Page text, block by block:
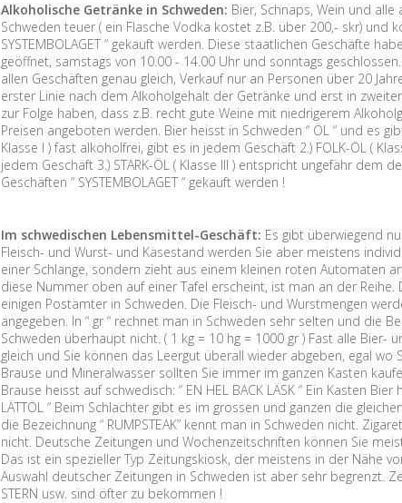
Alkoholische Getränke in Schweden: Bier, Schnaps, Wein und
Schweden teuer ( ein Flasche Vodka kostet z.B. über 200,- skr) und
SYSTEMBOLAGET “ gekauft werden. Diese staatlichen Geschäfte
geöffnet, samstags von 10.00 - 14.00 Uhr und sonntags
allen Geschäften genau gleich, Verkauf nur an Personen über 20
erster Linie nach dem Alkoholgehalt der Getränke und erst in
zur Folge haben, dass z.B. recht gute Weine mit niedrigerem
Preisen angeboten werden. Bier heisst in Schweden “ ÖL “ und es
Klasse I ) fast alkoholfrei, gibt es in jedem Geschäft 2.) FOLK-ÖL (
jedem Geschäft 3.) STARK-ÖL ( Klasse III ) entspricht ungefähr dem
Geschäften “ SYSTEMBOLAGET “ gekauft werden !
Im schwedischen Lebensmittel-Geschäft: Es gibt überwiegend
Fleisch- und Wurst- und Käsestand werden Sie aber meistens
einer Schlange, sondern zieht aus einem kleinen roten Automaten
diese Nummer oben auf einer Tafel erscheint, ist man an der Reihe.
einigen Postämter in Schweden. Die Fleisch- und Wurstmengen
angegeben. In “ gr “ rechnet man in Schweden sehr selten und die
Schweden überhaupt nicht. ( 1 kg = 10 hg = 1000 gr ) Fast alle Bier-
gleich und Sie können das Leergut überall wieder abgeben, egal wo
Brause und Mineralwasser sollten Sie immer im ganzen Kasten
Brause heisst auf schwedisch: “ EN HEL BACK LÄSK “ Ein Kasten Bier
LÄTTÖL “ Beim Schlachter gibt es im grossen und ganzen die
die Bezeichnung “ RUMPSTEAK” kennt man in Schweden nicht.
nicht. Deutsche Zeitungen und Wochenzeitschriften können Sie
Das ist ein spezieller Typ Zeitungskiosk, der meistens in der Nähe
Auswahl deutscher Zeitungen in Schweden ist aber sehr begrenzt.
STERN usw. sind öfter zu bekommen !